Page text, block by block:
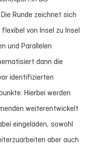
Runde zeichnet sich
von Insel zu Insel
und Parallelen
dann die
identifizierten
Hierbei werden
weiterentwickelt
eingeladen, sowohl
aber auch